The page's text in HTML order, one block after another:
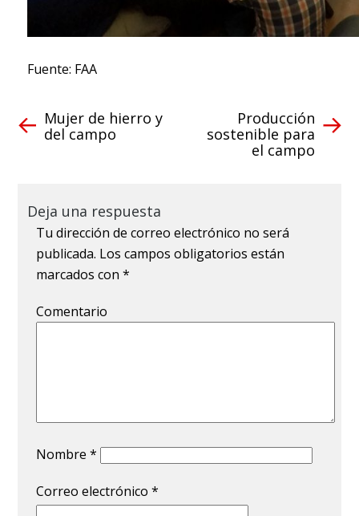
Fuente: FAA
Mujer de hierro y
del campo
Producción
sostenible para
el campo
Deja una respuesta
Tu dirección de correo electrónico no será
publicada. Los campos obligatorios están
marcados con*
Comentario
Nombre*
Correo electrónico*